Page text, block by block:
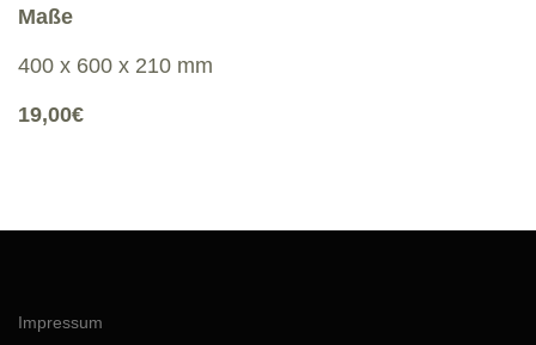
Maße
400 x 600 x 210 mm
19,00€
Impressum